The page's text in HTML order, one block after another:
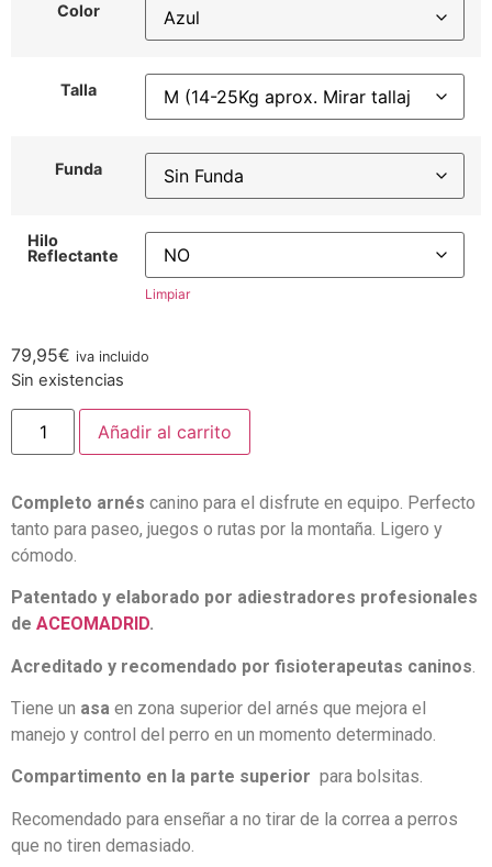
Color
Talla
Funda
Hilo
Reflectante
Limpiar
79,95€ iva incluido
Sin existencias
Añadir al carrito
Completo arnés canino para el disfrute en equipo. Perfecto
tanto para paseo, juegos o rutas por la montaña. Ligero y
cómodo.
Patentado y elaborado por adiestradores profesionales
de ACEOMADRID.
Acreditado y recomendado por fisioterapeutas caninos
Tiene un asa en zona superior del arnés que mejora el
manejo y control del perro en un momento determinado.
Compartimento en la parte superior para bolsitas.
Recomendado para enseñar a no tirar de la correa a perros
que no tiren demasiado.